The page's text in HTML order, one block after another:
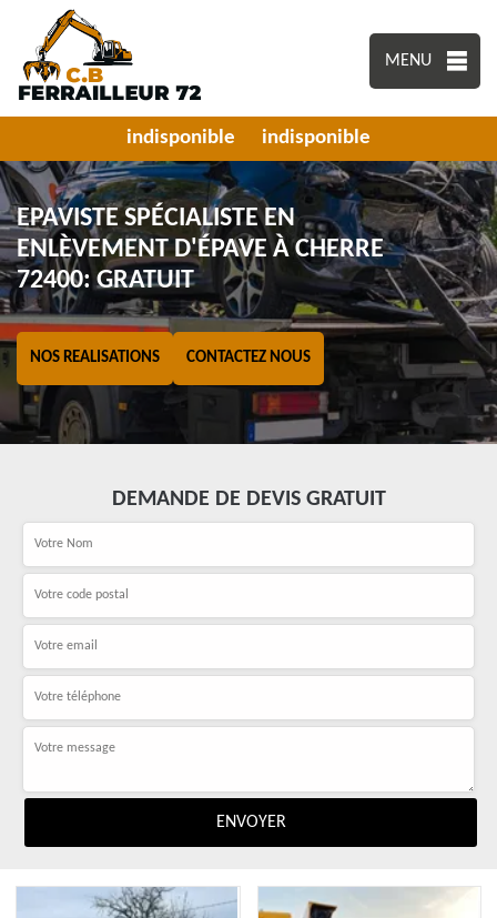
MENU
indisponible indisponible
EPAVISTE SPÉCIALISTE EN
ENLÈVEMENT D'ÉPAVE À CHERRE
72400: GRATUIT
NOS REALISATIONS CONTACTEZ NOUS
DEMANDE DE DEVIS GRATUIT